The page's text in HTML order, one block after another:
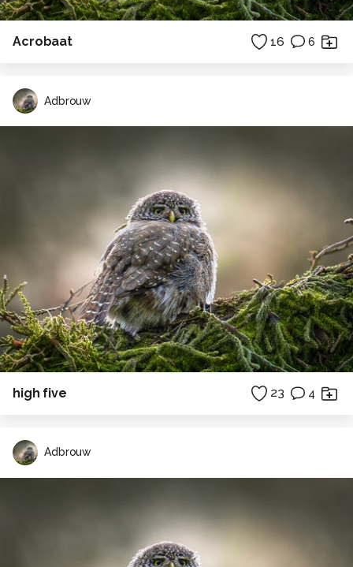
Acrobaat 16 6
Adbrouw
high five 23 4
Adbrouw